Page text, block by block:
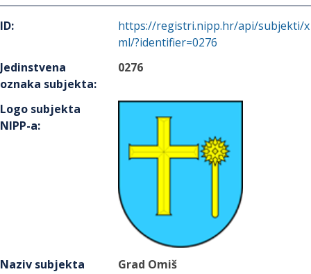
ID:
https://registri.nipp.hr/api/subjekti/x
ml/?identifier=0276
Jedinstvena
oznaka subjekta:
0276
Logo subjekta
NIPP-a:
Naziv subjekta
Grad Omiš